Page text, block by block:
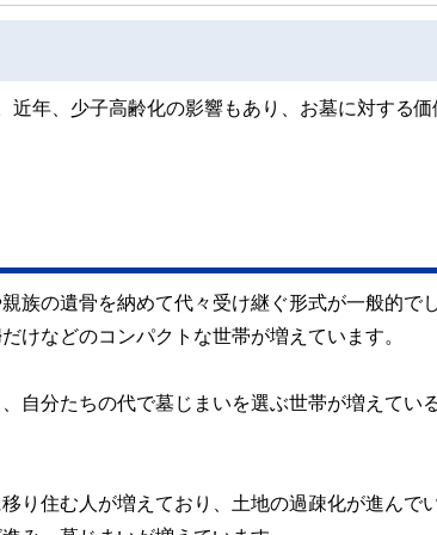
年、少子高齢化の影響もあり、お墓に対する価
の遺骨を納めて代々受け継ぐ形式が一般的でし
けなどのコンパクトな世帯が増えています。
自分たちの代で墓じまいを選ぶ世帯が増えてい
り住む人が増えており、土地の過疎化が進んで